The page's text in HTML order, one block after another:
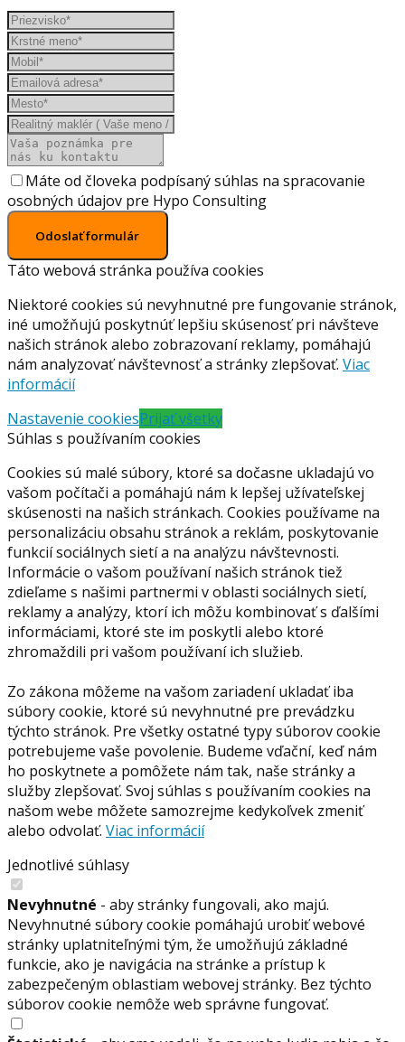
Máte od človeka podpísaný súhlas na spracovanie
osobných údajov pre Hypo Consulting
Odoslať formulár
Táto webová stránka používa cookies
Niektoré cookies sú nevyhnutné pre fungovanie stránok,
iné umožňujú poskytnúť lepšiu skúsenosť pri návšteve
našich stránok alebo zobrazovaní reklamy, pomáhajú
nám analyzovať návštevnosť a stránky zlepšovať. Viac
informácií
Nastavenie cookiesPrijať všetky
Súhlas s používaním cookies
Cookies sú malé súbory, ktoré sa dočasne ukladajú vo
vašom počítači a pomáhajú nám k lepšej užívateľskej
skúsenosti na našich stránkach. Cookies používame na
personalizáciu obsahu stránok a reklám, poskytovanie
funkcií sociálnych sietí a na analýzu návštevnosti.
Informácie o vašom používaní našich stránok tiež
zdieľame s našimi partnermi v oblasti sociálnych sietí,
reklamy a analýzy, ktorí ich môžu kombinovať s ďalšími
informáciami, ktoré ste im poskytli alebo ktoré
zhromaždili pri vašom používaní ich služieb.
Zo zákona môžeme na vašom zariadení ukladať iba
súbory cookie, ktoré sú nevyhnutné pre prevádzku
týchto stránok. Pre všetky ostatné typy súborov cookie
potrebujeme vaše povolenie. Budeme vďační, keď nám
ho poskytnete a pomôžete nám tak, naše stránky a
služby zlepšovať. Svoj súhlas s používaním cookies na
našom webe môžete samozrejme kedykoľvek zmeniť
alebo odvolať. Viac informácií
Jednotlivé súhlasy
Nevyhnutné - aby stránky fungovali, ako majú.
Nevyhnutné súbory cookie pomáhajú urobiť webové
stránky uplatniteľnými tým, že umožňujú základné
funkcie, ako je navigácia na stránke a prístup k
zabezpečeným oblastiam webovej stránky. Bez týchto
súborov cookie nemôže web správne fungovať.